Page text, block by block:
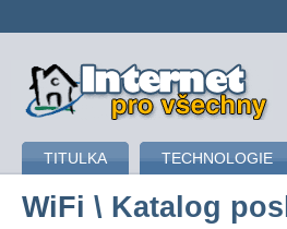
připojení k internetu
TITULKA TECHNOLOGIE
WiFi \ Katalog